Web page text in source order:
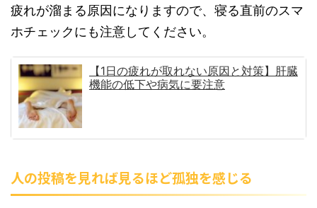
疲れが溜まる原因になりますので、寝る直前のスマ
ホチェックにも注意してください。
【1日の疲れが取れない原因と対策】肝臓
機能の低下や病気に要注意
人の投稿を見れば見るほど孤独を感じる